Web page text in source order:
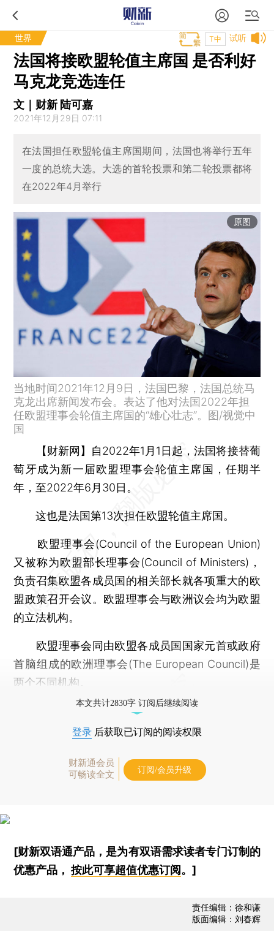
世界 试听
T中
法国将接欧盟轮值主席国 是否利好
马克龙竞选连任
文｜财新 陆可嘉
2021年12月29日 07:11
在法国担任欧盟轮值主席国期间，法国也将举行五年
一度的总统大选。大选的首轮投票和第二轮投票都将
在2022年4月举行
原图
当地时间2021年12月9日，法国巴黎，法国总统马
克龙出席新闻发布会。表达了他对法国2022年担
任欧盟理事会轮值主席国的“雄心壮志”。图/视觉中
国
【财新网】
自2022年1月1日起，法国将接替葡
萄牙成为新一届欧盟理事会轮值主席国，任期半
年，至2022年6月30日。
这也是法国第13次担任欧盟轮值主席国。
欧盟理事会(Council of the European Union)
又被称为欧盟部长理事会(Council of Ministers)，
负责召集欧盟各成员国的相关部长就各项重大的欧
盟政策召开会议。欧盟理事会与欧洲议会均为欧盟
的立法机构。
欧盟理事会同由欧盟各成员国国家元首或政府
首脑组成的欧洲理事会(The European Council)是
两个不同机构。
本文共计2830字 订阅后继续阅读
登录 后获取已订阅的阅读权限
财新通会员
可畅读全文
订阅/会员升级
[财新双语通产品，是为有双语需求读者专门订制的
优惠产品，按此可享超值优惠订阅。]
责任编辑：徐和谦
版面编辑：刘春辉